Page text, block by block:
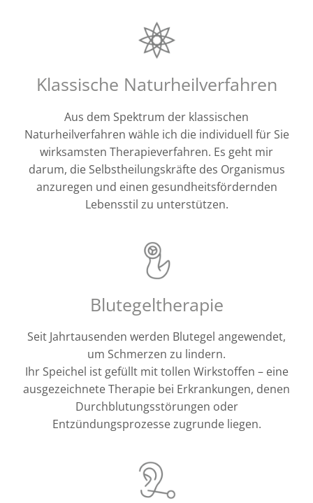
Klassische Naturheilverfahren
Aus dem Spektrum der klassischen
Naturheilverfahren wähle ich die individuell für Sie
wirksamsten Therapieverfahren. Es geht mir
darum, die Selbstheilungskräfte des Organismus
anzuregen und einen gesundheitsfördernden
Lebensstil zu unterstützen.
Blutegeltherapie
Seit Jahrtausenden werden Blutegel angewendet,
um Schmerzen zu lindern.
Ihr Speichel ist gefüllt mit tollen Wirkstoffen – eine
ausgezeichnete Therapie bei Erkrankungen, denen
Durchblutungsstörungen oder
Entzündungsprozesse zugrunde liegen.